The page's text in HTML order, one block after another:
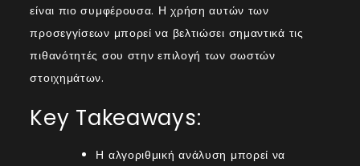
είναι πιο συμφέρουσα. Η χρήση αυτών των
προσεγγίσεων μπορεί να βελτιώσει σημαντικά τις
πιθανότητές σου στην επιλογή των σωστών
στοιχημάτων.
Key Takeaways:
Η αλγοριθμική ανάλυση μπορεί να